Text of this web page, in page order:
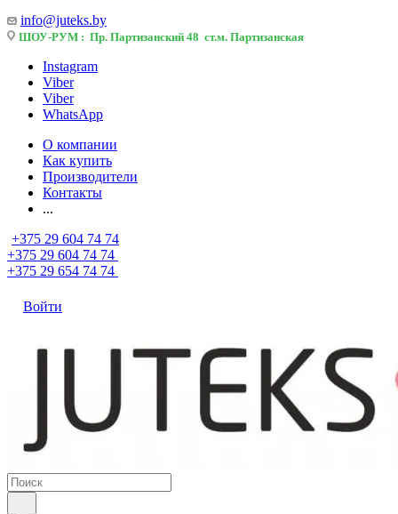
info@juteks.by
ШОУ-РУМ : Пр. Партизанский 48 ст.м. Партизанская
Instagram
Viber
Viber
WhatsApp
О компании
Как купить
Производители
Контакты
...
+375 29 604 74 74
+375 29 604 74 74
+375 29 654 74 74
Войти